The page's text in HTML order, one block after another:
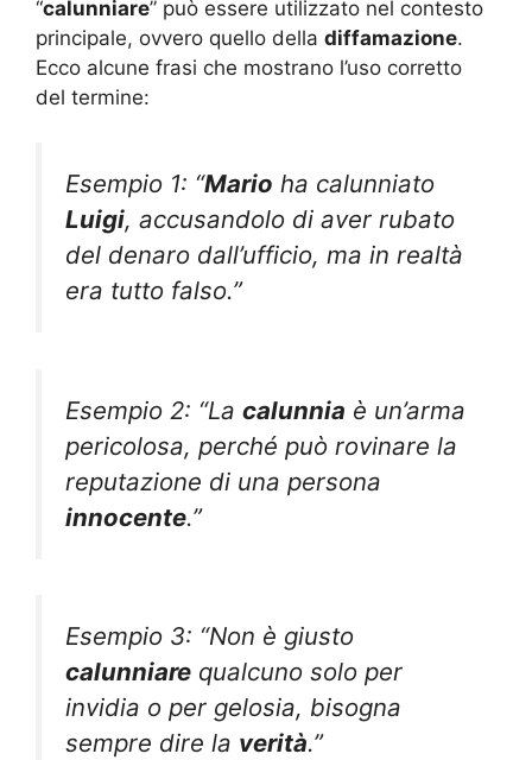
“calunniare” può essere utilizzato nel contesto
principale, ovvero quello della diffamazione.
Ecco alcune frasi che mostrano l’uso corretto
del termine:
Esempio 1: “Mario ha calunniato
Luigi, accusandolo di aver rubato
del denaro dall’ufficio, ma in realtà
era tutto falso.”
Esempio 2: “La calunnia è un’arma
pericolosa, perché può rovinare la
reputazione di una persona
innocente.”
Esempio 3: “Non è giusto
calunniare qualcuno solo per
invidia o per gelosia, bisogna
sempre dire la verità.”